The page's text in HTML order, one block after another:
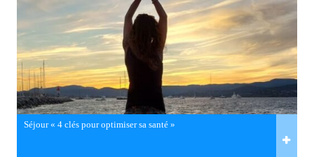
Séjour « 4 clés pour optimiser sa santé »